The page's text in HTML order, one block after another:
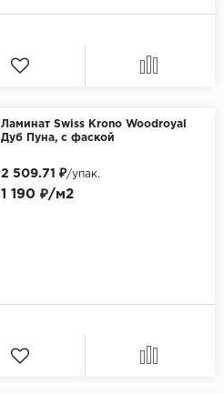
Ламинат Swiss Krono Woodroyal
Дуб Пуна, с фаской
1 190 ₽/м2
2 509.71 ₽/упак.